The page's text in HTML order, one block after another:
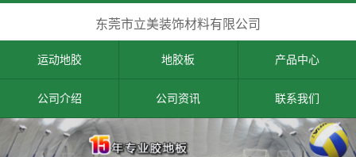
东莞市立美装饰材料有限公司
运动地胶 地胶板 产品中心
公司介绍 公司资讯 联系我们